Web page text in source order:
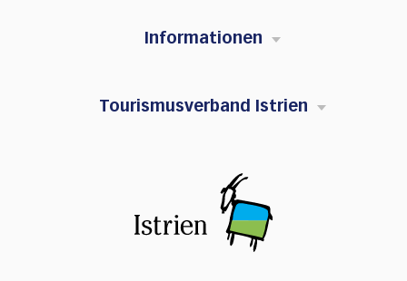
Informationen
Tourismusverband Istrien